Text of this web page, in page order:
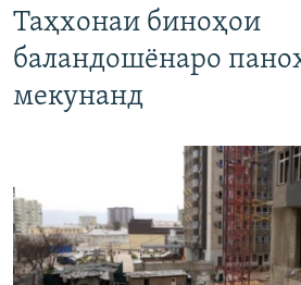
Таҳхонаи биноҳои
баландошёнаро
мекунанд